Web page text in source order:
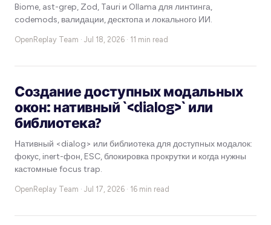
Biome, ast-grep, Zod, Tauri и Ollama для линтинга,
codemods, валидации, десктопа и локального ИИ.
OpenReplay Team · Jul 18, 2026 · 11 min read
Создание доступных модальных
окон: нативный `<dialog>` или
библиотека?
Нативный <dialog> или библиотека для доступных модалок:
фокус, inert-фон, ESC, блокировка прокрутки и когда нужны
кастомные focus trap.
OpenReplay Team · Jul 17, 2026 · 16 min read